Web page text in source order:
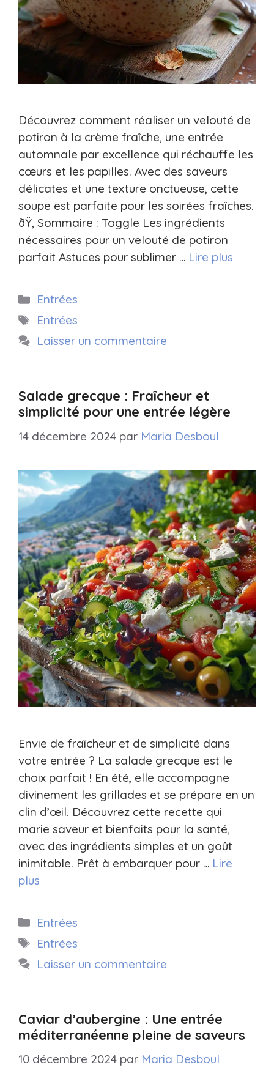
Découvrez comment réaliser un velouté de
potiron à la crème fraîche, une entrée
automnale par excellence qui réchauffe les
cœurs et les papilles. Avec des saveurs
délicates et une texture onctueuse, cette
soupe est parfaite pour les soirées fraîches.
ðŸ‚ Sommaire : Toggle Les ingrédients
nécessaires pour un velouté de potiron
parfait Astuces pour sublimer … Lire plus
Catégories
Entrées
Étiquettes
Entrées
Laisser un commentaire
Salade grecque : Fraîcheur et
simplicité pour une entrée légère
14 décembre 2024 par Maria Desboul
Envie de fraîcheur et de simplicité dans
votre entrée ? La salade grecque est le
choix parfait ! En été, elle accompagne
divinement les grillades et se prépare en un
clin d’œil. Découvrez cette recette qui
marie saveur et bienfaits pour la santé,
avec des ingrédients simples et un goût
inimitable. Prêt à embarquer pour … Lire
plus
Catégories
Entrées
Étiquettes
Entrées
Laisser un commentaire
Caviar d’aubergine : Une entrée
méditerranéenne pleine de saveurs
10 décembre 2024 par Maria Desboul